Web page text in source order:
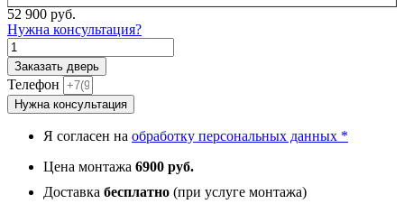
52 900 руб.
Нужна консультация?
Количество
товара
Гранит
Ардеко,
панель
Венге
Заказать дверь
Телефон
Нужна консультация
Я согласен на обработку персональных данных *
Цена монтажа 6900 руб.
Доставка бесплатно (при услуге монтажа)